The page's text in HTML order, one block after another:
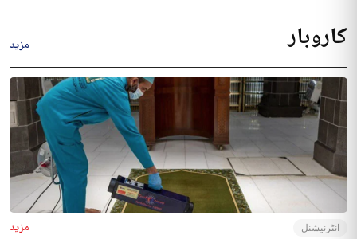
کاروبار مزید
انٹرنیشنل مزید